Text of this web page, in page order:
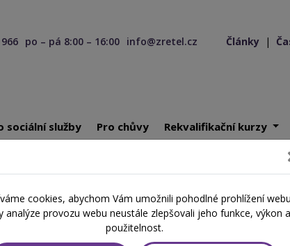
po – pá 8:00 – 16:00 info@zretel.cz Články |
sociální služby Pro chůvy Rekvalifikační kurzy
právní minimum/ ONLINE - webinář - 19.10.2026 -
cookies, abychom Vám umožnili pohodlné prohlížení
analýze provozu webu neustále zlepšovali jeho funkce, výkon a
použitelnost.